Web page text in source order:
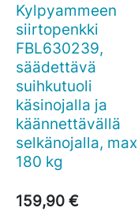
Kylpyammeen
siirtopenkki
FBL630239,
säädettävä
suihkutuoli
käsinojalla ja
käännettävällä
selkänojalla, max
180 kg
159,90 €